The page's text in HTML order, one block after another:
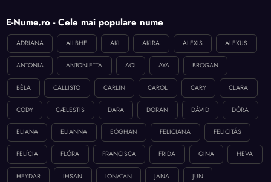
E-Nume.ro - Cele mai populare nume
ADRIANA AILBHE AKI AKIRA ALEXIS ALEXUS
ANTONIA ANTONIETTA AOI AYA BROGAN
BÉLA CALLISTO CARLIN CAROL CARY CLARA
CODY CÆLESTIS DARA DORAN DÁVID DÓRA
ELIANA ELIANNA EÓGHAN FELICIANA FELICITÁS
FELÍCIA FLÓRA FRANCISCA FRIDA GINA HEVA
HEYDAR IHSAN IONATAN JANA JUN